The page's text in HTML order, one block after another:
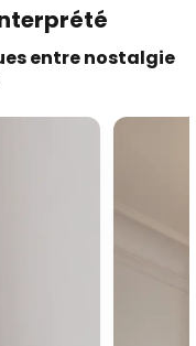
entre nostalgie